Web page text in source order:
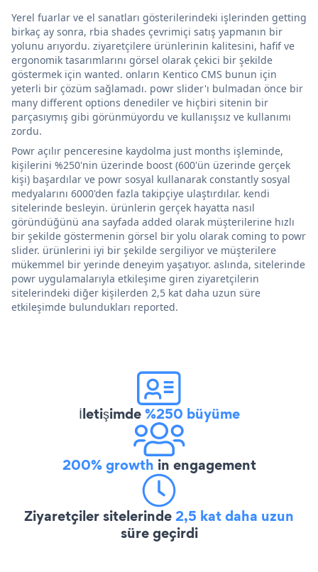
Yerel fuarlar ve el sanatları gösterilerindeki işlerinden getting
birkaç ay sonra, rbia shades çevrimiçi satış yapmanın bir
yolunu arıyordu. ziyaretçilere ürünlerinin kalitesini, hafif ve
ergonomik tasarımlarını görsel olarak çekici bir şekilde
göstermek için wanted. onların Kentico CMS bunun için
yeterli bir çözüm sağlamadı. powr slider'ı bulmadan önce bir
many different options denediler ve hiçbiri sitenin bir
parçasıymış gibi görünmüyordu ve kullanışsız ve kullanımı
zordu.
Powr açılır penceresine kaydolma just months işleminde,
kişilerini %250'nin üzerinde boost (600'ün üzerinde gerçek
kişi) başardılar ve powr sosyal kullanarak constantly sosyal
medyalarını 6000'den fazla takipçiye ulaştırdılar. kendi
sitelerinde besleyin. ürünlerin gerçek hayatta nasıl
göründüğünü ana sayfada added olarak müşterilerine hızlı
bir şekilde göstermenin görsel bir yolu olarak coming to powr
slider. ürünlerini iyi bir şekilde sergiliyor ve müşterilere
mükemmel bir yerinde deneyim yaşatıyor. aslında, sitelerinde
powr uygulamalarıyla etkileşime giren ziyaretçilerin
sitelerindeki diğer kişilerden 2,5 kat daha uzun süre
etkileşimde bulundukları reported.
İletişimde%250 büyüme
200% growth in engagement
Ziyaretçiler sitelerinde2,5 kat daha uzun
süre geçirdi